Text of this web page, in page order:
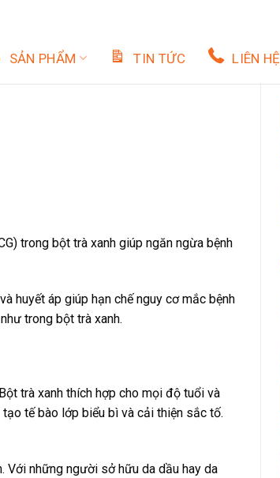
SẢN PHẨM TIN TỨC LIÊN HỆ
trong bột trà xanh giúp ngăn ngừa bệnh
huyết áp giúp hạn chế nguy cơ mắc bệnh
trong bột trà xanh.
trà xanh thích hợp cho mọi độ tuổi và
tế bào lớp biểu bì và cải thiện sắc tố.
Với những người sở hữu da dầu hay da